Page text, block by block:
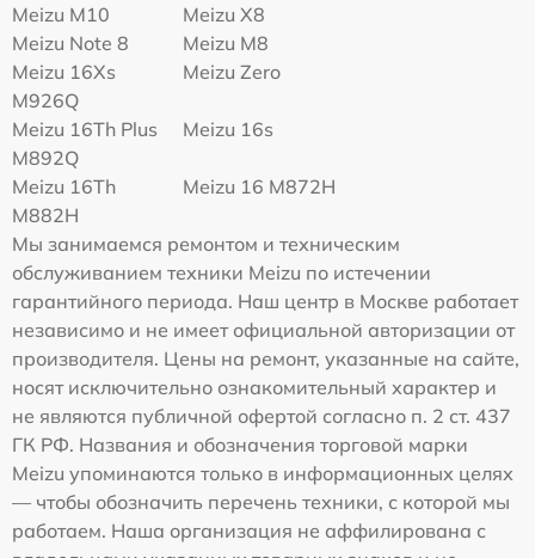
Meizu M10
Meizu X8
Meizu Note 8
Meizu M8
Meizu 16Xs
M926Q
Meizu Zero
Meizu 16Th Plus
M892Q
Meizu 16s
Meizu 16Th
M882H
Meizu 16 M872H
Мы занимаемся ремонтом и техническим
обслуживанием техники Meizu по истечении
гарантийного периода. Наш центр в Москве работает
независимо и не имеет официальной авторизации от
производителя. Цены на ремонт, указанные на сайте,
носят исключительно ознакомительный характер и
не являются публичной офертой согласно п. 2 ст. 437
ГК РФ. Названия и обозначения торговой марки
Meizu упоминаются только в информационных целях
— чтобы обозначить перечень техники, с которой мы
работаем. Наша организация не аффилирована с